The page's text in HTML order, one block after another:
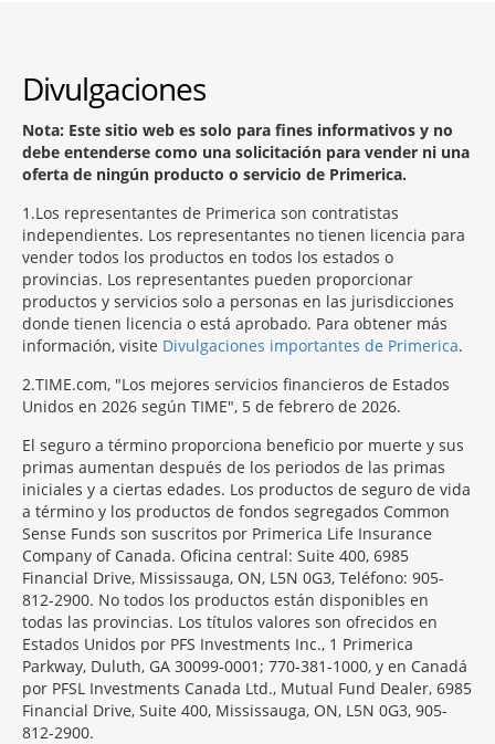
Divulgaciones
Nota: Este sitio web es solo para fines informativos y no
debe entenderse como una solicitación para vender ni una
oferta de ningún producto o servicio de Primerica.
1 Los representantes de Primerica son contratistas
independientes. Los representantes no tienen licencia para
vender todos los productos en todos los estados o
provincias. Los representantes pueden proporcionar
productos y servicios solo a personas en las jurisdicciones
donde tienen licencia o está aprobado. Para obtener más
información, visite Divulgaciones importantes de Primerica.
2 TIME.com, "Los mejores servicios financieros de Estados
Unidos en 2026 según TIME", 5 de febrero de 2026.
El seguro a término proporciona beneficio por muerte y sus
primas aumentan después de los periodos de las primas
iniciales y a ciertas edades. Los productos de seguro de vida
a término y los productos de fondos segregados Common
Sense Funds son suscritos por Primerica Life Insurance
Company of Canada. Oficina central: Suite 400, 6985
Financial Drive, Mississauga, ON, L5N 0G3, Teléfono: 905-
812-2900. No todos los productos están disponibles en
todas las provincias. Los títulos valores son ofrecidos en
Estados Unidos por PFS Investments Inc., 1 Primerica
Parkway, Duluth, GA 30099-0001; 770-381-1000, y en Canadá
por PFSL Investments Canada Ltd., Mutual Fund Dealer, 6985
Financial Drive, Suite 400, Mississauga, ON, L5N 0G3, 905-
812-2900.